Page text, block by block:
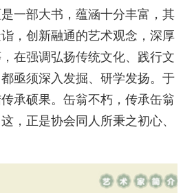
一部大书，蕴涵十分丰富，其
，创新融通的艺术观念，深厚
在强调弘扬传统文化、践行文
亟须深入发掘、研学发扬。于
承硕果。缶翁不朽，传承缶翁
，正是协会同人所秉之初心、